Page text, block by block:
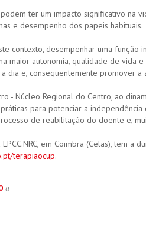
ter um impacto significativo na
e desempenho dos papeis habituais.
contexto, desempenhar uma
maior autonomia, qualidade de
dia e, consequentemente promover a
- Núcleo Regional do Centro, ao
para potenciar a
de reabilitação do doente e,
em Coimbra (Celas), tem a
terapiaocup.
a